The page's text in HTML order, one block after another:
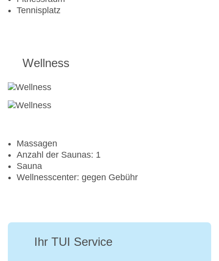
Tennisplatz
Wellness
Massagen
Anzahl der Saunas: 1
Sauna
Wellnesscenter: gegen Gebühr
Ihr TUI Service